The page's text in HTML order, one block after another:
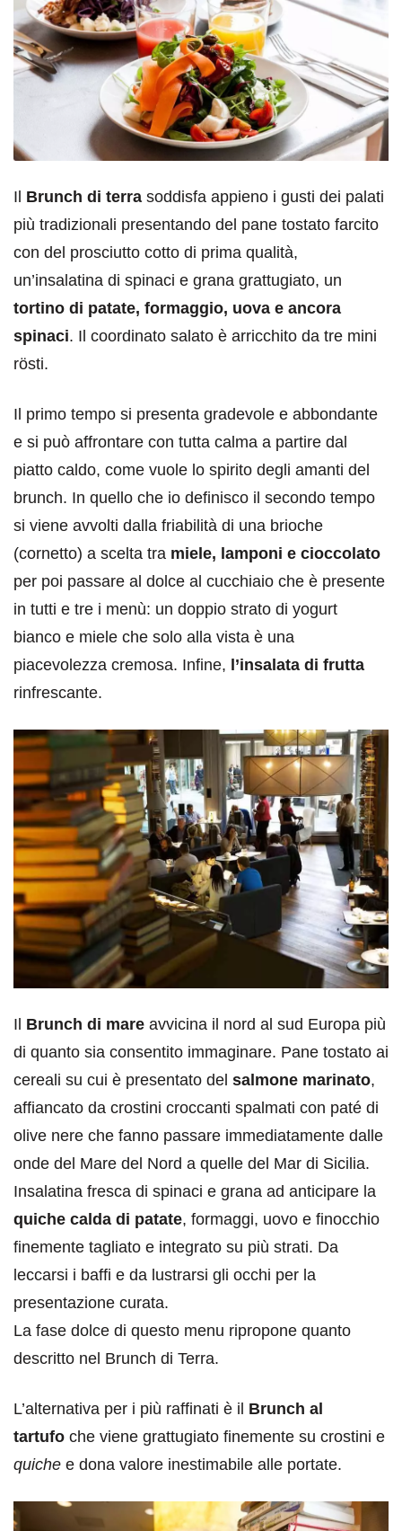
Il Brunch di terra soddisfa appieno i gusti dei palati
più tradizionali presentando del pane tostato farcito
con del prosciutto cotto di prima qualità,
un’insalatina di spinaci e grana grattugiato, un
tortino di patate, formaggio, uova e ancora
spinaci. Il coordinato salato è arricchito da tre mini
rösti.
Il primo tempo si presenta gradevole e abbondante
e si può affrontare con tutta calma a partire dal
piatto caldo, come vuole lo spirito degli amanti del
brunch. In quello che io definisco il secondo tempo
si viene avvolti dalla friabilità di una brioche
(cornetto) a scelta tra miele, lamponi e cioccolato
per poi passare al dolce al cucchiaio che è presente
in tutti e tre i menù: un doppio strato di yogurt
bianco e miele che solo alla vista è una
piacevolezza cremosa. Infine, l’insalata di frutta
rinfrescante.
Il Brunch di mare avvicina il nord al sud Europa più
di quanto sia consentito immaginare. Pane tostato ai
cereali su cui è presentato del salmone marinato,
affiancato da crostini croccanti spalmati con paté di
olive nere che fanno passare immediatamente dalle
onde del Mare del Nord a quelle del Mar di Sicilia.
Insalatina fresca di spinaci e grana ad anticipare la
quiche calda di patate, formaggi, uovo e finocchio
finemente tagliato e integrato su più strati. Da
leccarsi i baffi e da lustrarsi gli occhi per la
presentazione curata.
La fase dolce di questo menu ripropone quanto
descritto nel Brunch di Terra.
L’alternativa per i più raffinati è il Brunch al
tartufo che viene grattugiato finemente su crostini e
quiche e dona valore inestimabile alle portate.